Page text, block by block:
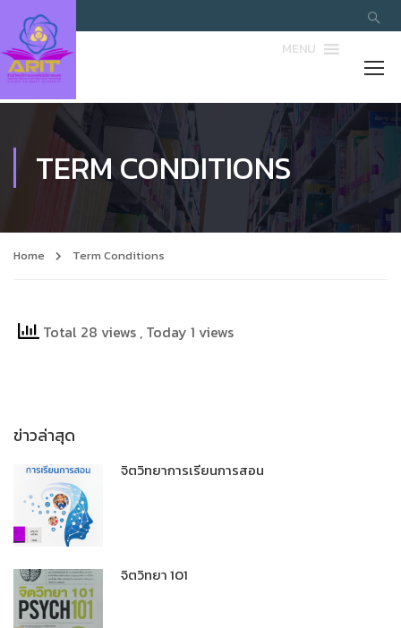
MENU
TERM CONDITIONS
Home Term Conditions
Total 28 views , Today 1 views
ข่าวล่าสุด
จิตวิทยาการเรียนการสอน
จิตวิทยา 101